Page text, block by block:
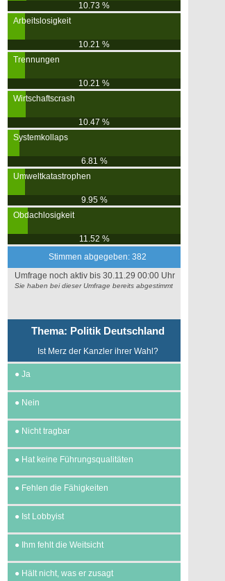
10.73 %
Arbeitslosigkeit
10.21 %
Trennungen
10.21 %
Wirtschaftscrash
10.47 %
Systemkollaps
6.81 %
Umweltkatastrophen
9.95 %
Obdachlosigkeit
11.52 %
Stimmen abgegeben: 382
Umfrage noch aktiv bis 30.11.29 00:00 Uhr
Sie haben bei dieser Umfrage bereits abgestimmt
Thema: Politik Deutschland
Ist Merz der Kanzler ihrer Wahl?
● Ja
● Nein
● Nicht tragbar
● Hat keine Führungsqualitäten
● Fehlen die Fähigkeiten
● Ist Lobbyist
● Ihm fehlt die Weitsicht
● Hält nicht, was er zusagt